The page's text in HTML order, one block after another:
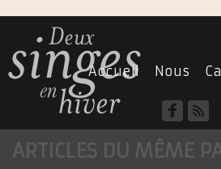
Accueil Nous
Chine
ARTICLES DU MÊME